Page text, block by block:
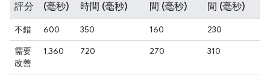
評分
(毫秒)
時間 (毫秒)
間 (毫秒)
間 (毫秒)
不錯 600 350 160
230
需要
改善
1,360 720 270 310